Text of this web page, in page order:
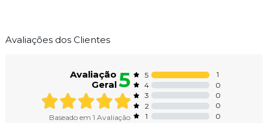
Avaliações dos Clientes
Avaliação
Geral5
Baseado em 1 Avaliação
5
1
4
0
3
0
2
0
1
0